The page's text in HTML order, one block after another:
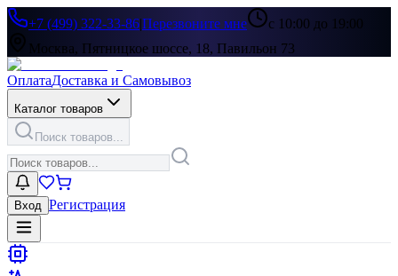
+7 (499) 322-33-86|Перезвоните мне
с 10:00 до 19:00
Москва, Пятницкое шоссе, 18, Павильон 73
ОплатаДоставка и Самовывоз
Каталог товаров
Поиск товаров...
Вход Регистрация